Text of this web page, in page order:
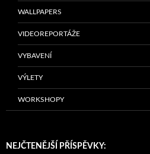
WALLPAPERS
VIDEOREPORTÁŽE
VYBAVENÍ
VÝLETY
WORKSHOPY
NEJČTENĚJŠÍ PŘÍSPĚVKY: